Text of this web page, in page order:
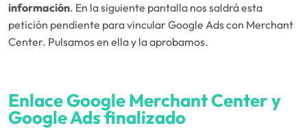
información. En la siguiente pantalla nos saldrá esta
petición pendiente para vincular Google Ads con Merchant
Center. Pulsamos en ella y la aprobamos.
Enlace Google Merchant Center y
Google Ads finalizado